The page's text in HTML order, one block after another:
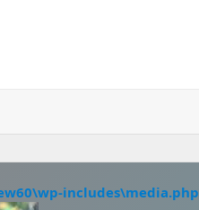
includes\media.php